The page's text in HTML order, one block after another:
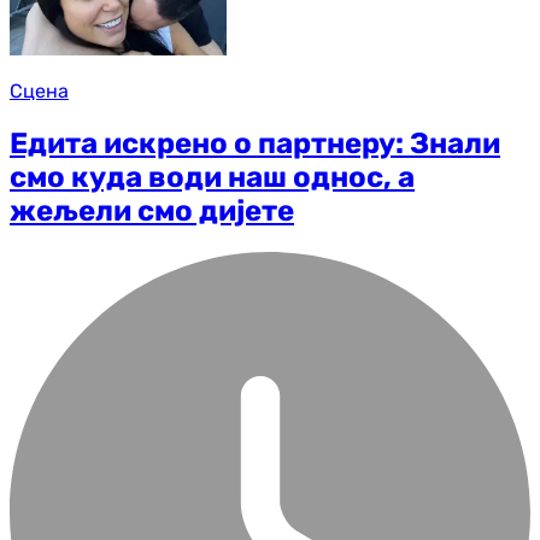
Сцена
Едита искрено о партнеру: Знали
смо куда води наш однос, а
жељели смо дијете